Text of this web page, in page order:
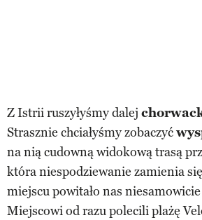
Z Istrii ruszyłyśmy dalej
Strasznie chciałyśmy zobaczyć
na nią cudowną widokową trasą
która niespodziewanie zamienia
miejscu powitało nas
Miejscowi od razu polecili plażę